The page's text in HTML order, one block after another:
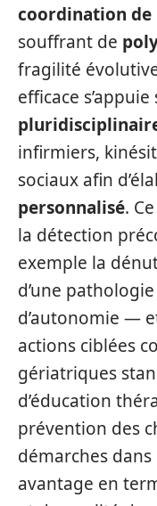
coordination de
souffrant de
fragilité
efficace
infirmiers,
sociaux afin
personnalisé.
la détection
exemple la
d’une
d’autonomie —
actions ciblées
gériatriques
d’éducation
prévention des
démarches
avantage en